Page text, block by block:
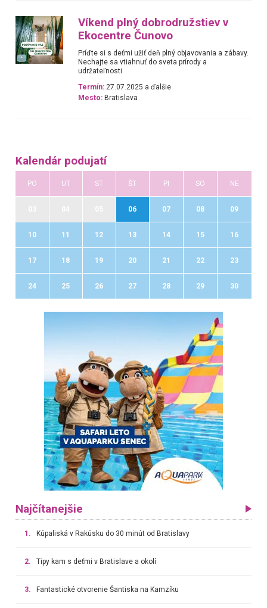
Víkend plný dobrodružstiev v
Ekocentre Čunovo
Príďte si s deťmi užiť deň plný objavovania a zábavy.
Nechajte sa vtiahnuť do sveta prírody a
udržateľnosti.
Termín: 27.07.2025 a ďalšie
Mesto: Bratislava
Kalendár podujatí
PO UT ST ŠT PI SO NE
06 07 08 09
10 11 12 13 14 15 16
17 18 19 20 21 22 23
24 25 26 27 28 29 30
Najčítanejšie
1. Kúpaliská v Rakúsku do 30 minút od Bratislavy
2. Tipy kam s deťmi v Bratislave a okolí
3. Fantastické otvorenie Šantiska na Kamzíku